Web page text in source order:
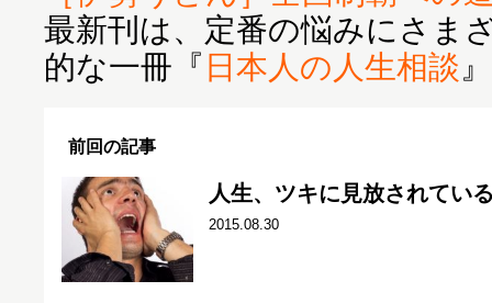
最新刊は、定番の悩みにさま
的な一冊『 日本人の人生相談
前回の記事
人生、ツキに見放されてい
2015.08.30